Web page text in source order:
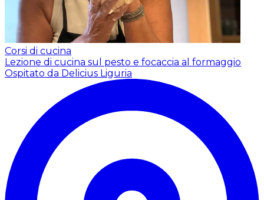
Corsi di cucina
Lezione di cucina sul pesto e focaccia al formaggio
Ospitato da Delicius Liguria